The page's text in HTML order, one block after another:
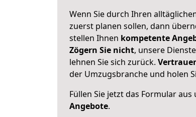
Wenn Sie durch Ihren
zuerst planen sollen, dann
stellen Ihnen kompetente
Zögern Sie nicht, unsere
lehnen Sie sich zurück.
der Umzugsbranche und holen
Füllen Sie jetzt das Formular aus
Angebote.